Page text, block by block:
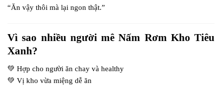
“Ăn vậy thôi mà lại ngon thật.”
Vì sao nhiều người mê Nấm Rơm Kho Tiêu
Xanh?
💚 Hợp cho người ăn chay và healthy
💚 Vị kho vừa miệng dễ ăn